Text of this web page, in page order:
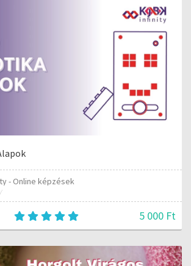
- Online képzések
5 000 Ft